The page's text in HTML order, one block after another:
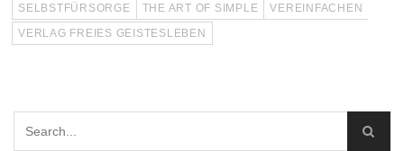
SELBSTFÜRSORGE
THE ART OF SIMPLE
VEREINFACHEN
VERLAG FREIES GEISTESLEBEN